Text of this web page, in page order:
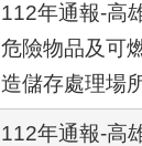
112年通報-高
危險物品及可
造儲存處理場
112年通報-高